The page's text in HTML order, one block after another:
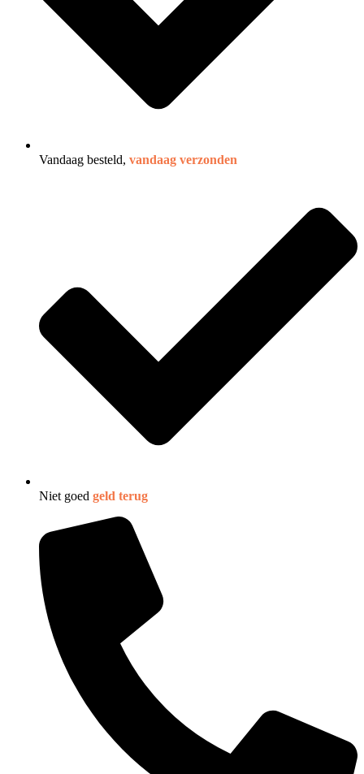
Vandaag besteld, vandaag verzonden
Niet goed geld terug